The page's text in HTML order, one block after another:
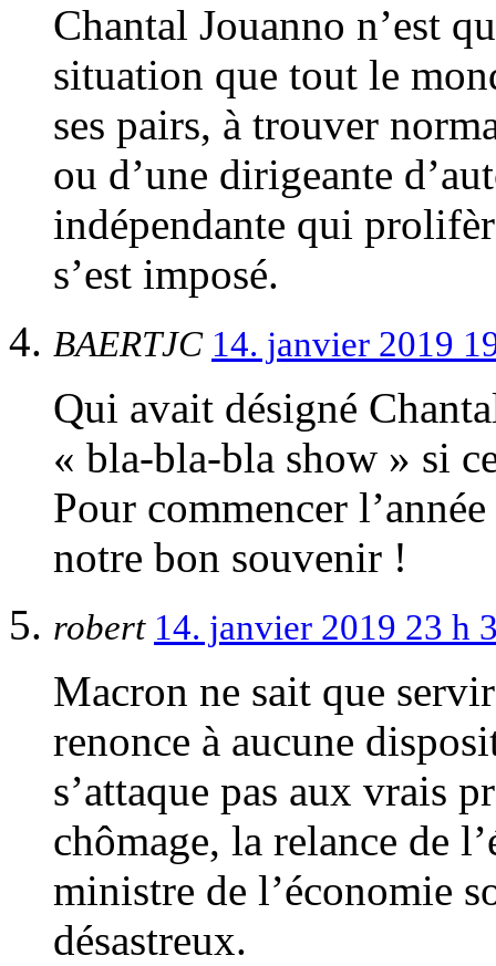
Chantal Jouanno n’est
situation que tout le
ses pairs, à trouver
ou d’une dirigeante
indépendante qui
s’est imposé.
BAERTJC 14. janvier 2019
Qui avait désigné
« bla-bla-bla show » si
Pour commencer
notre bon souvenir !
robert 14. janvier 2019 23 h
Macron ne sait que
renonce à aucune
s’attaque pas aux vrais
chômage, la relance de
ministre de l’économie
désastreux.